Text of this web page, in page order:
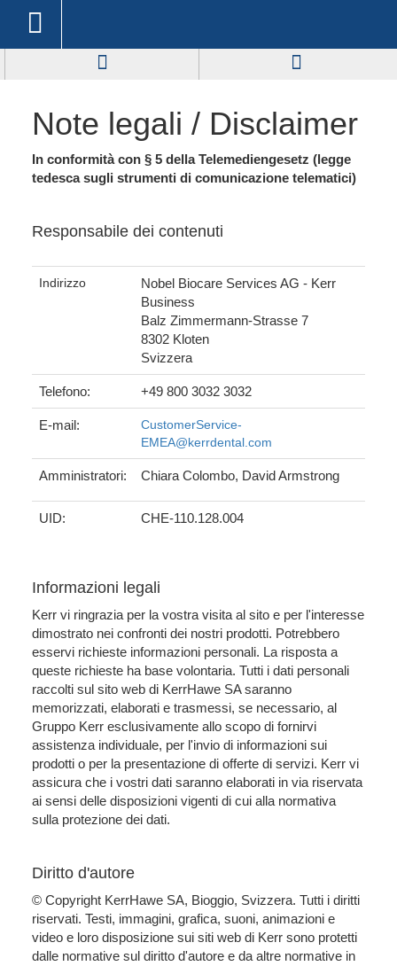
Note legali / Disclaimer
In conformità con § 5 della Telemediengesetz (legge
tedesca sugli strumenti di comunicazione telematici)
Responsabile dei contenuti
Indirizzo
Nobel Biocare Services AG - Kerr
Business
Balz Zimmermann-Strasse 7
8302 Kloten
Svizzera
Telefono: +49 800 3032 3032
E-mail:
CustomerService-
EMEA@kerrdental.com
Amministratori: Chiara Colombo, David Armstrong
UID: CHE-110.128.004
Informazioni legali
Kerr vi ringrazia per la vostra visita al sito e per l'interesse
dimostrato nei confronti dei nostri prodotti. Potrebbero
esservi richieste informazioni personali. La risposta a
queste richieste ha base volontaria. Tutti i dati personali
raccolti sul sito web di KerrHawe SA saranno
memorizzati, elaborati e trasmessi, se necessario, al
Gruppo Kerr esclusivamente allo scopo di fornirvi
assistenza individuale, per l'invio di informazioni sui
prodotti o per la presentazione di offerte di servizi. Kerr vi
assicura che i vostri dati saranno elaborati in via riservata
ai sensi delle disposizioni vigenti di cui alla normativa
sulla protezione dei dati.
Diritto d'autore
© Copyright KerrHawe SA, Bioggio, Svizzera. Tutti i diritti
riservati. Testi, immagini, grafica, suoni, animazioni e
video e loro disposizione sui siti web di Kerr sono protetti
dalle normative sul diritto d'autore e da altre normative in